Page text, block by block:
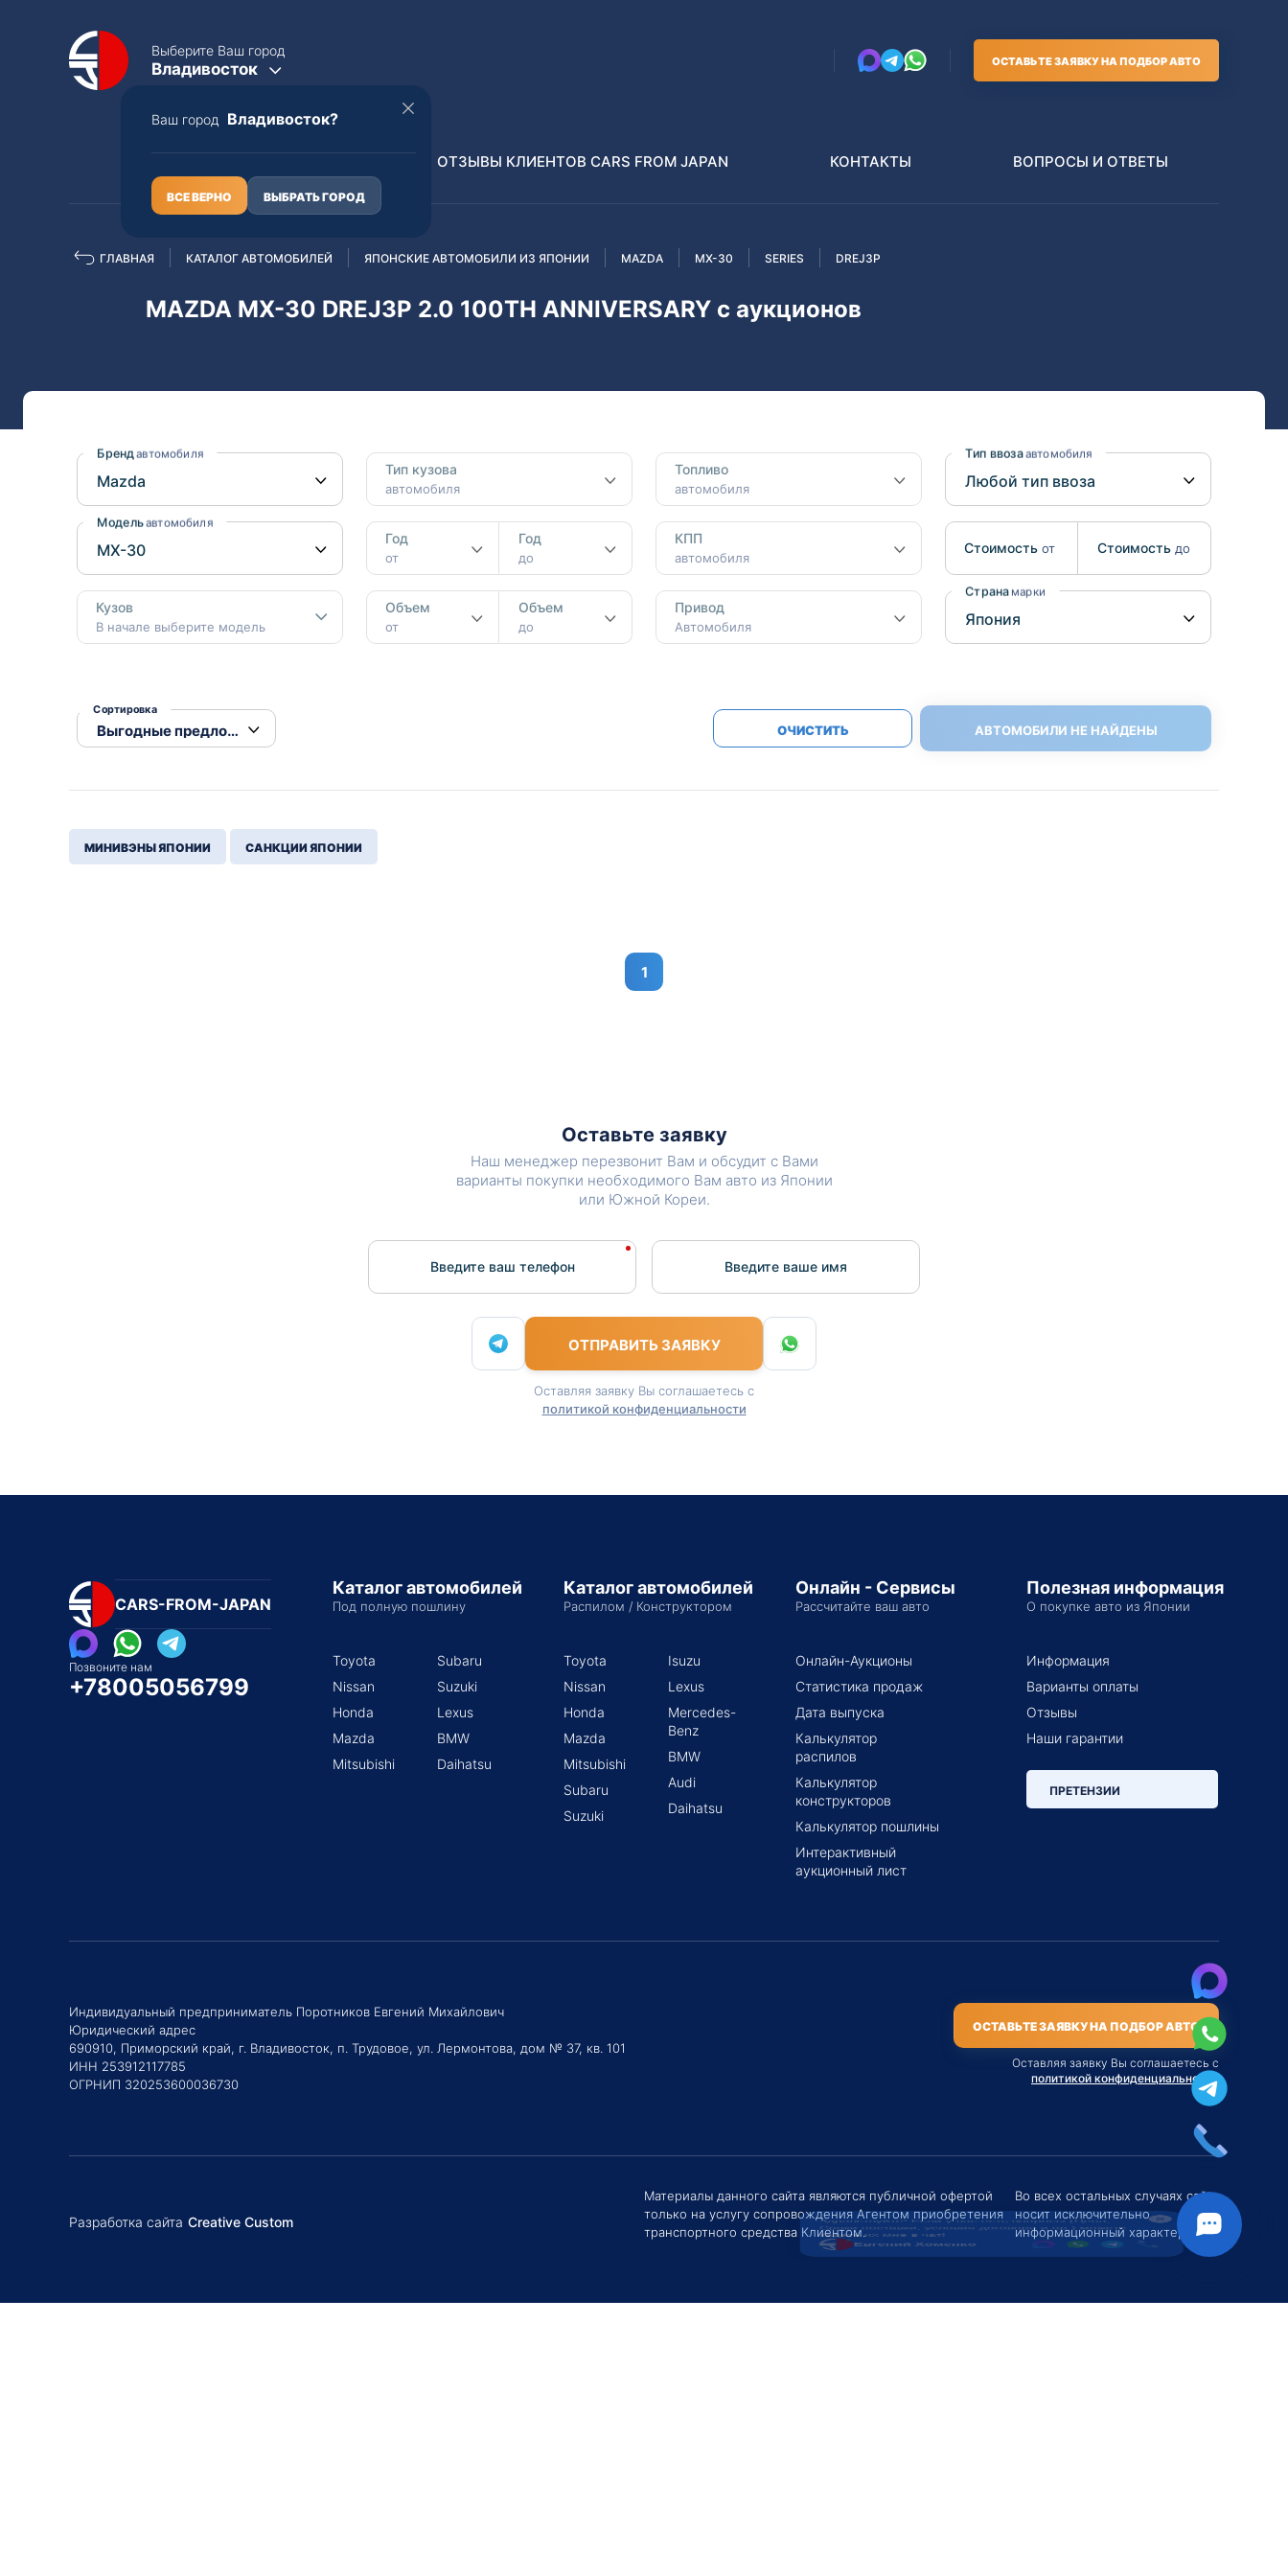
Выберите Ваш город
Владивосток
Ваш город Владивосток?
ВСЕ ВЕРНО ВЫБРАТЬ ГОРОД
ОСТАВЬТЕ ЗАЯВКУ НА ПОДБОР АВТО
Полная пошлина
Nissan
Suzuki
Subaru
Mercedes-Benz
Распилы и конструкторы
Nissan
Mazda
Mitsubishi
Subaru
Suzuki
Lexus
Audi
Nissan
Mitsubishi
Isuzu
Hino
ОТЗЫВЫ КЛИЕНТОВ CARS FROM JAPAN КОНТАКТЫ ВОПРОСЫ И ОТВЕТЫ
ГЛАВНАЯ КАТАЛОГ АВТОМОБИЛЕЙ ЯПОНСКИЕ АВТОМОБИЛИ ИЗ ЯПОНИИ MAZDA MX-30 SERIES DREJ3P
MAZDA MX-30 DREJ3P 2.0 100TH ANNIVERSARY с аукционов
Бренд автомобиля
Модельавтомобиля
Кузов
В начале выберите модель
Тип кузова
автомобиля
Год
от
Год
до
Объем
от
Объем
до
Топливо
автомобиля
КПП
автомобиля
Привод
Автомобиля
Тип ввозаавтомобиля
Стоимость от Стоимость до
Страна марки
Сортировка
ОЧИСТИТЬ АВТОМОБИЛИ НЕ НАЙДЕНЫ
МИНИВЭНЫ ЯПОНИИ САНКЦИИ ЯПОНИИ
1
Оставьте заявку
Наш менеджер перезвонит Вам и обсудит с Вами
варианты покупки необходимого Вам авто из Японии
или Южной Кореи.
Введите ваш телефон Введите вашe имя
ОТПРАВИТЬ ЗАЯВКУ
Оставляя заявку Вы соглашаетесь с
политикой конфиденциальности
CARS-FROM-JAPAN
Позвоните нам
+78005056799
Каталог автомобилей
Под полную пошлину
Toyota
Nissan
Honda
Mazda
Mitsubishi
Subaru
Suzuki
Lexus
BMW
Daihatsu
Каталог автомобилей
Распилом / Конструктором
Toyota
Nissan
Honda
Mazda
Mitsubishi
Subaru
Suzuki
Isuzu
Lexus
Mercedes-
Benz
BMW
Audi
Daihatsu
Онлайн - Сервисы
Рассчитайте ваш авто
Онлайн-Аукционы
Статистика продаж
Дата выпуска
Калькулятор
распилов
Калькулятор
конструкторов
Калькулятор пошлины
Интерактивный
аукционный лист
Полезная информация
О покупке авто из Японии
Информация
Варианты оплаты
Отзывы
Наши гарантии
ПРЕТЕНЗИИ
Индивидуальный предприниматель Поротников Евгений Михайлович
Юридический адрес
690910, Приморский край, г. Владивосток, п. Трудовое, ул. Лермонтова, дом № 37, кв. 101
ИНН 253912117785
ОГРНИП 320253600036730
ОСТАВЬТЕ ЗАЯВКУ НА ПОДБОР АВТО
Оставляя заявку Вы соглашаетесь с
политикой конфиденциальности
Материалы данного сайта являются публичной офертой
только на услугу сопровождения Агентом приобретения
транспортного средства Клиентом.
Во всех остальных случаях сайт
носит исключительно
информационный характер.
Разработка сайта Creative Custom Евгений Хоменко
Здравствуйте! Если у вас есть вопросы (Цена,
задать их мне в чат!